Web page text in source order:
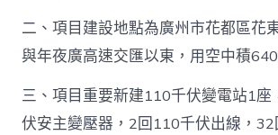
二、項目建設地點為廣州市花都區花
與年夜廣高速交匯以東，用空中積
三、項目重要新建110千伏變電站1座
伏安主變壓器，2回110千伏出線，